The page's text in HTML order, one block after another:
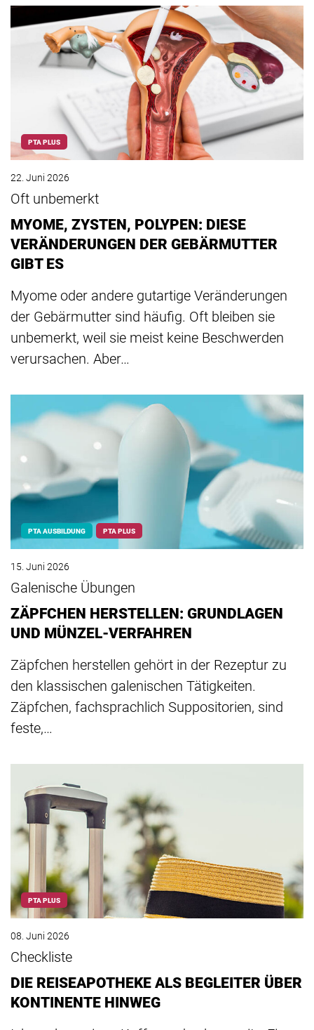
PTA PLUS
22. Juni 2026
Oft unbemerkt
MYOME, ZYSTEN, POLYPEN: DIESE
VERÄNDERUNGEN DER GEBÄRMUTTER
GIBT ES
Myome oder andere gutartige Veränderungen
der Gebärmutter sind häufig. Oft bleiben sie
unbemerkt, weil sie meist keine Beschwerden
verursachen. Aber…
PTA AUSBILDUNG PTA PLUS
15. Juni 2026
Galenische Übungen
ZÄPFCHEN HERSTELLEN: GRUNDLAGEN
UND MÜNZEL-VERFAHREN
Zäpfchen herstellen gehört in der Rezeptur zu
den klassischen galenischen Tätigkeiten.
Zäpfchen, fachsprachlich Suppositorien, sind
feste,…
PTA PLUS
08. Juni 2026
Checkliste
DIE REISEAPOTHEKE ALS BEGLEITER ÜBER
KONTINENTE HINWEG